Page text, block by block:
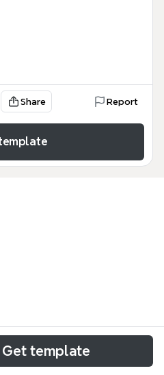
Share Report
详尽的紫微斗数实战推断指
运途、财运收入及斗数基本
Get template